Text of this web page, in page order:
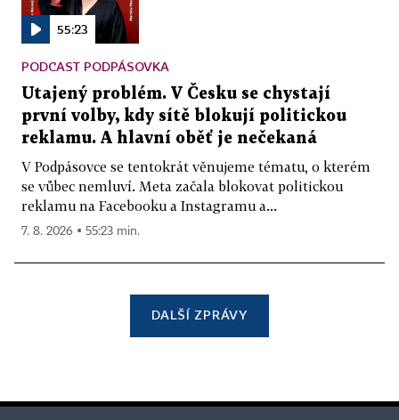
55:23
PODCAST PODPÁSOVKA
Utajený problém. V Česku se chystají
první volby, kdy sítě blokují politickou
reklamu. A hlavní oběť je nečekaná
V Podpásovce se tentokrát věnujeme tématu, o kterém
se vůbec nemluví. Meta začala blokovat politickou
reklamu na Facebooku a Instagramu a...
7. 8. 2026 ▪ 55:23 min.
DALŠÍ ZPRÁVY